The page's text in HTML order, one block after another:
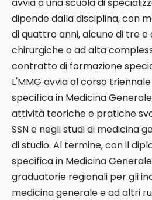
dipende dalla disciplina, con
di quattro anni, alcune di tre
chirurgiche o ad alta
contratto di formazione
L'MMG avvia al corso
specifica in Medicina
attività teoriche e pratiche
SSN e negli studi di medicina
di studio. Al termine, con il
specifica in Medicina
graduatorie regionali per gli
medicina generale e ad altri